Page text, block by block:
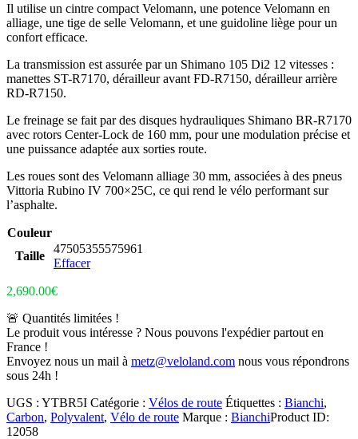
Il utilise un cintre compact Velomann, une potence Velomann en
alliage, une tige de selle Velomann, et une guidoline liège pour un
confort efficace.
La transmission est assurée par un Shimano 105 Di2 12 vitesses :
manettes ST-R7170, dérailleur avant FD-R7150, dérailleur arrière
RD-R7150.
Le freinage se fait par des disques hydrauliques Shimano BR-R7170
avec rotors Center-Lock de 160 mm, pour une modulation précise et
une puissance adaptée aux sorties route.
Les roues sont des Velomann alliage 30 mm, associées à des pneus
Vittoria Rubino IV 700×25C, ce qui rend le vélo performant sur
l’asphalte.
Couleur
Taille
47505355575961
Effacer
2,690.00€
🚨 Quantités limitées !
Le produit vous intéresse ? Nous pouvons l'expédier partout en
France !
Envoyez nous un mail à metz@veloland.com nous vous répondrons
sous 24h !
UGS : YTBR5I Catégorie : Vélos de route Étiquettes : Bianchi,
Carbon, Polyvalent, Vélo de route Marque : BianchiProduct ID:
12058